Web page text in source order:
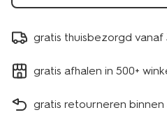
gratis thuisbezorgd vanaf
gratis afhalen in 500+
gratis retourneren binnen